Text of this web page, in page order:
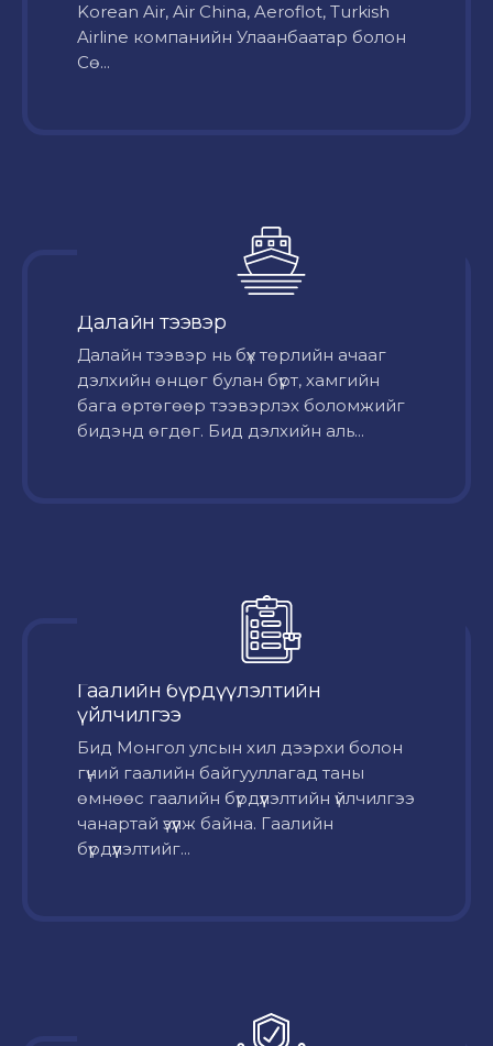
Korean Air, Air China, Aeroflot, Turkish
Airline компанийн Улаанбаатар болон
Сө...
Далайн тээвэр
Далайн тээвэр нь бүх төрлийн ачааг
дэлхийн өнцөг булан бүрт, хамгийн
бага өртөгөөр тээвэрлэх боломжийг
бидэнд өгдөг. Бид дэлхийн аль...
Гаалийн бүрдүүлэлтийн
үйлчилгээ
Бид Монгол улсын хил дээрхи болон
гүний гаалийн байгууллагад таны
өмнөөс гаалийн бүрдүүлэлтийн үйлчилгээ
чанартай үзүүлж байна. Гаалийн
бүрдүүлэлтийг...